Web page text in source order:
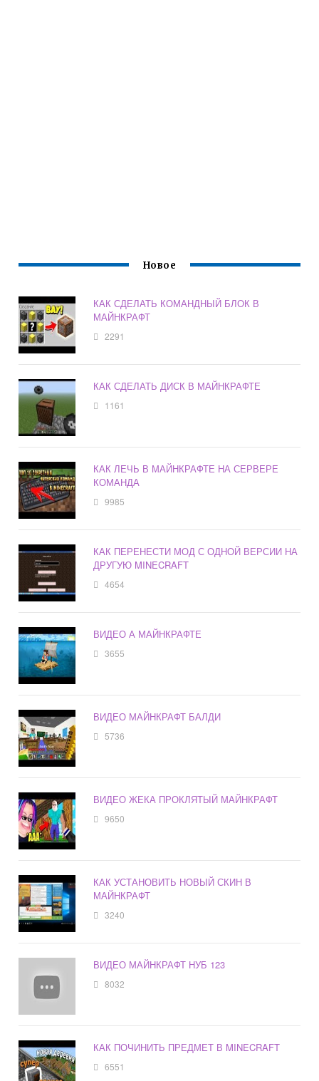
Новое
КАК СДЕЛАТЬ КОМАНДНЫЙ БЛОК В
МАЙНКРАФТ
2291
КАК СДЕЛАТЬ ДИСК В МАЙНКРАФТЕ
1161
КАК ЛЕЧЬ В МАЙНКРАФТЕ НА СЕРВЕРЕ
КОМАНДА
9985
КАК ПЕРЕНЕСТИ МОД С ОДНОЙ ВЕРСИИ НА
ДРУГУЮ MINECRAFT
4654
ВИДЕО А МАЙНКРАФТЕ
3655
ВИДЕО МАЙНКРАФТ БАЛДИ
5736
ВИДЕО ЖЕКА ПРОКЛЯТЫЙ МАЙНКРАФТ
9650
КАК УСТАНОВИТЬ НОВЫЙ СКИН В
МАЙНКРАФТ
3240
ВИДЕО МАЙНКРАФТ НУБ 123
8032
КАК ПОЧИНИТЬ ПРЕДМЕТ В MINECRAFT
6551